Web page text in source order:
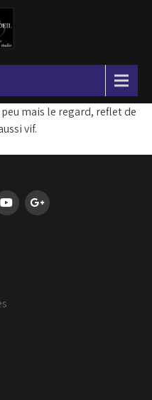
mais le regard, reflet de
vif.